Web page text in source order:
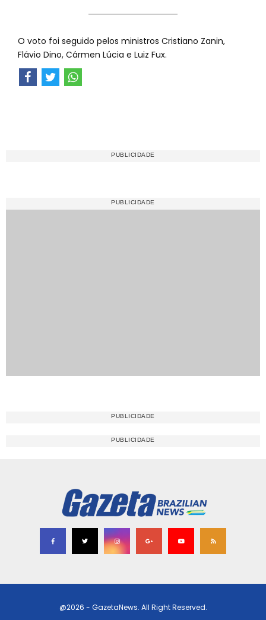
O voto foi seguido pelos ministros Cristiano Zanin,
Flávio Dino, Cármen Lúcia e Luiz Fux.
@2026 - GazetaNews. All Right Reserved.